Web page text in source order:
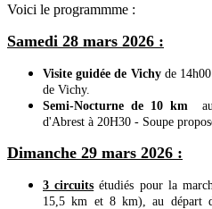
Voici le programmme :
Samedi 28 mars 2026 :
Visite guidée de Vichy de
de Vichy.
Semi-Nocturne de 10 km au
d'Abrest à 20H30 - Soupe
Dimanche 29 mars 2026 :
3 circuits étudiés pour la
15,5 km et 8 km), au départ